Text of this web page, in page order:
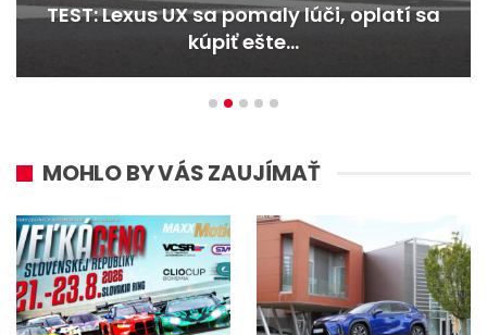
TEST: Lexus UX sa pomaly lúči, oplatí sa
kúpiť ešte…
MOHLO BY VÁS ZAUJÍMAŤ